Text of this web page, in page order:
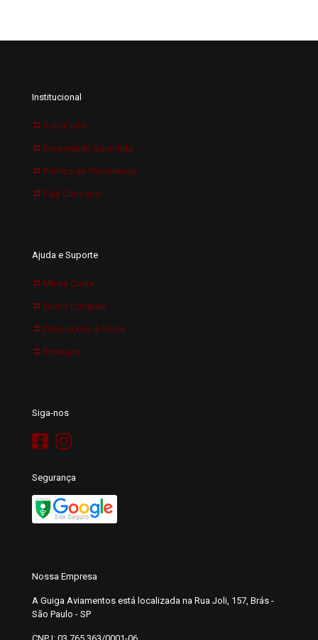
Institucional
Sobre nós
Privacidade Garantida
Política de Privacidade
Fale Conosco
Ajuda e Suporte
Minha Conta
Como Comprar
Devoluções e Troca
Entregas
Siga-nos
Segurança
Nossa Empresa
A Guiga Aviamentos está localizada na Rua Joli, 157, Brás -
São Paulo - SP